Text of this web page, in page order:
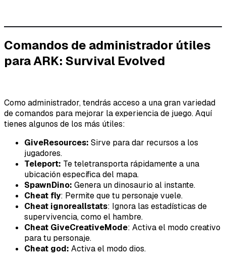
Comandos de administrador útiles
para ARK: Survival Evolved
Como administrador, tendrás acceso a una gran variedad
de comandos para mejorar la experiencia de juego. Aquí
tienes algunos de los más útiles:
GiveResources: Sirve para dar recursos a los
jugadores.
Teleport: Te teletransporta rápidamente a una
ubicación específica del mapa.
SpawnDino: Genera un dinosaurio al instante.
Cheat fly: Permite que tu personaje vuele.
Cheat ignoreallstats: Ignora las estadísticas de
supervivencia, como el hambre.
Cheat GiveCreativeMode: Activa el modo creativo
para tu personaje.
Cheat god: Activa el modo dios.